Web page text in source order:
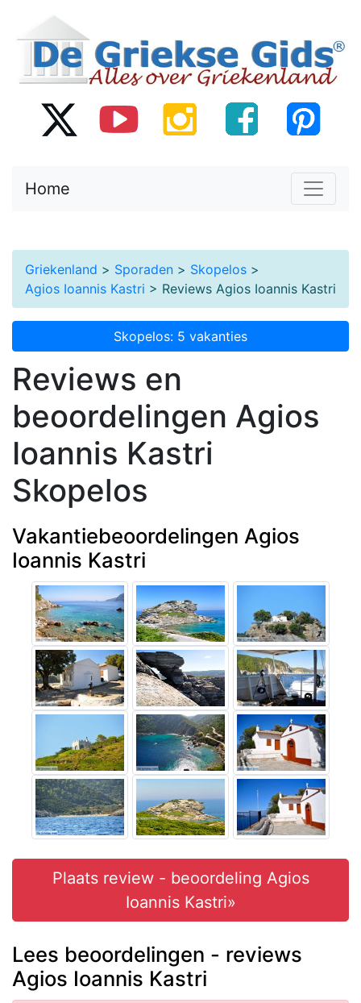
Home
Griekenland > Sporaden > Skopelos >
Agios Ioannis Kastri > Reviews Agios Ioannis Kastri
Skopelos: 5 vakanties
Reviews en
beoordelingen Agios
Ioannis Kastri
Skopelos
Vakantiebeoordelingen Agios
Ioannis Kastri
Plaats review - beoordeling Agios
Ioannis Kastri»
Lees beoordelingen - reviews
Agios Ioannis Kastri